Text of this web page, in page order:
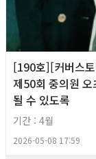
[190호][커버스
제50회 중의원
될 수 있도록
기간 : 4월
2026-05-08 17:59